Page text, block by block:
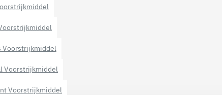
Voorstrijkmiddel
Voorstrijkmiddel
Voorstrijkmiddel